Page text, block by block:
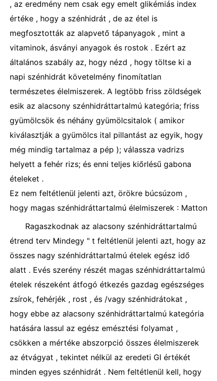
, az eredmény nem csak egy emelt glikémiás index
értéke , hogy a szénhidrát , de az étel is
megfosztották az alapvető tápanyagok , mint a
vitaminok, ásványi anyagok és rostok . Ezért az
általános szabály az, hogy nézd , hogy töltse ki a
napi szénhidrát követelmény finomítatlan
természetes élelmiszerek. A legtöbb friss zöldségek
esik az alacsony szénhidráttartalmú kategória; friss
gyümölcsök és néhány gyümölcsitalok ( amikor
kiválasztják a gyümölcs ital pillantást az egyik, hogy
még mindig tartalmaz a pép ); válassza vadrizs
helyett a fehér rizs; és enni teljes kiőrlésű gabona
ételeket .
Ez nem feltétlenül jelenti azt, örökre búcsúzom ,
hogy magas szénhidráttartalmú élelmiszerek : Matton
Ragaszkodnak az alacsony szénhidráttartalmú
étrend terv Mindegy " t feltétlenül jelenti azt, hogy az
összes nagy szénhidráttartalmú ételek egész idő
alatt . Evés szerény részét magas szénhidráttartalmú
ételek részeként átfogó étkezés gazdag egészséges
zsírok, fehérjék , rost , és /vagy szénhidrátokat ,
hogy ebbe az alacsony szénhidráttartalmú kategória
hatására lassul az egész emésztési folyamat ,
csökken a mértéke abszorpció összes élelmiszerek
az étvágyat , tekintet nélkül az eredeti GI értékét
minden egyes szénhidrát . Nem feltétlenül kell, hogy